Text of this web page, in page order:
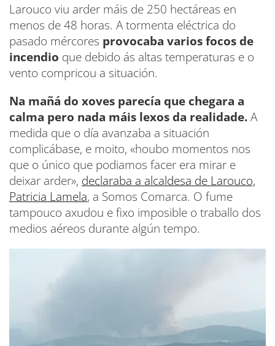
Larouco viu arder máis de 250 hectáreas en
menos de 48 horas. A tormenta eléctrica do
pasado mércores provocaba varios focos de
incendio que debido ás altas temperaturas e o
vento compricou a situación.
Na mañá do xoves parecía que chegara a
calma pero nada máis lexos da realidade.A
medida que o día avanzaba a situación
complicábase, e moito, «houbo momentos nos
que o único que podiamos facer era mirar e
deixar arder», declaraba a alcaldesa de Larouco,
Patricia Lamela, a Somos Comarca. O fume
tampouco axudou e fixo imposible o traballo dos
medios aéreos durante algún tempo.